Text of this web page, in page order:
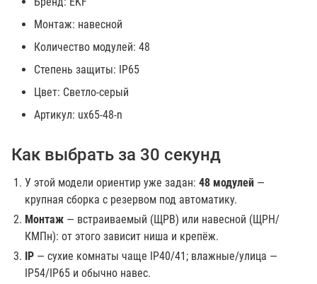
Монтаж: навесной
Количество модулей: 48
Степень защиты: IP65
Цвет: Светло-серый
Артикул: ux65-48-n
Как выбрать за 30 секунд
У этой модели ориентир уже задан:48 модулей —
крупная сборка с резервом под автоматику.
Монтаж — встраиваемый (ЩРВ) или навесной (ЩРН/
КМПн): от этого зависит ниша и крепёж.
IP — сухие комнаты чаще IP40/41; влажные/улица —
IP54/IP65 и обычно навес.